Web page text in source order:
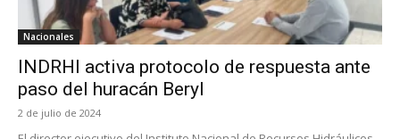
Nacionales
INDRHI activa protocolo de respuesta ante
paso del huracán Beryl
2 de julio de 2024